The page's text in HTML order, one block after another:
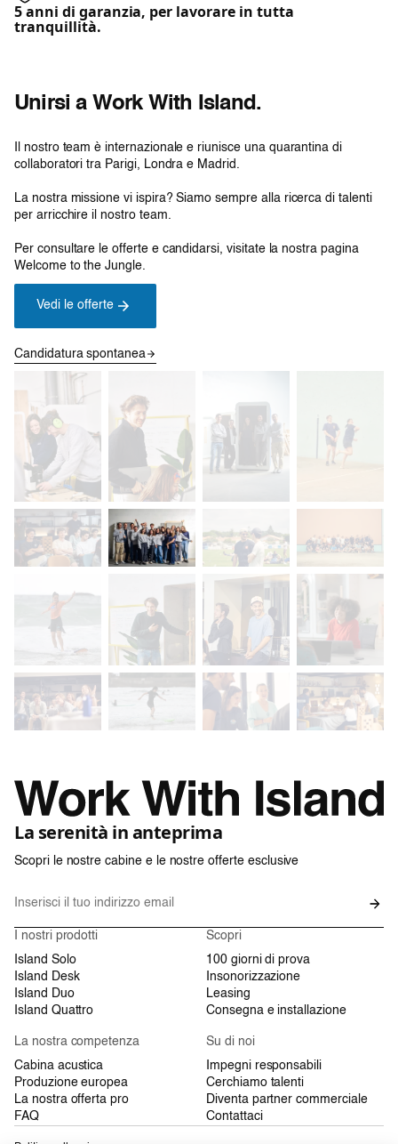
Scopri di più sulla produzione
europea delle nostre cabine.
Guarda il video
5 anni di garanzia, per lavorare in tutta
tranquillità.
Unirsi a Work With Island.
Il nostro team è internazionale e riunisce una quarantina di
collaboratori tra Parigi, Londra e Madrid.
La nostra missione vi ispira? Siamo sempre alla ricerca di talenti
per arricchire il nostro team.
Per consultare le offerte e candidarsi, visitate la nostra pagina
Welcome to the Jungle.
Vedi le offerte
Candidatura spontanea
La serenità in anteprima
Scopri le nostre cabine e le nostre offerte esclusive
I nostri prodotti
Island Solo
Island Desk
Island Duo
Island Quattro
Scopri
100 giorni di prova
Insonorizzazione
Leasing
Consegna e installazione
La nostra competenza
Cabina acustica
Produzione europea
La nostra offerta pro
FAQ
Su di noi
Impegni responsabili
Cerchiamo talenti
Diventa partner commerciale
Contattaci